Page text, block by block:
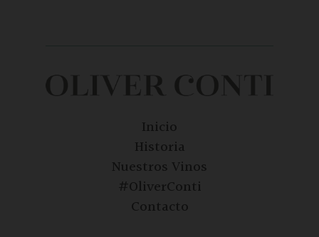
Inicio
Historia
Nuestros Vinos
#OliverConti
Contacto